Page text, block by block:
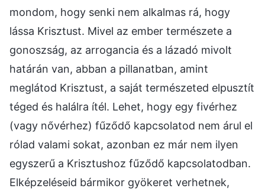
mondom, hogy senki nem alkalmas rá, hogy
lássa Krisztust. Mivel az ember természete a
gonoszság, az arrogancia és a lázadó mivolt
határán van, abban a pillanatban, amint
meglátod Krisztust, a saját természeted elpusztít
téged és halálra ítél. Lehet, hogy egy fivérhez
(vagy nővérhez) fűződő kapcsolatod nem árul el
rólad valami sokat, azonban ez már nem ilyen
egyszerű a Krisztushoz fűződő kapcsolatodban.
Elképzeléseid bármikor gyökeret verhetnek,